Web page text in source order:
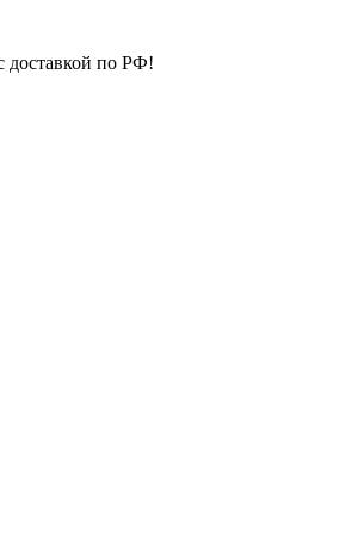
доставкой по РФ!